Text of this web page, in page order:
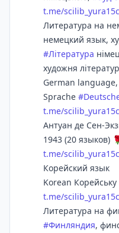
t.me/
Литература на
немецкий язык,
#Література
художня
German
Sprache #
t.me/
Антуан де Сен-
1943 (20 языков)
t.me/
Корейский язык
Korean
t.me/
Литература на
#Финляндия,